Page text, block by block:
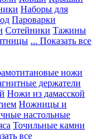
Наборы для
Пароварки
Сотейники Тажины
... Показать все
ножи
держатели
Ножи из дамасской
Ножницы и
настольные
Точильные камни
все